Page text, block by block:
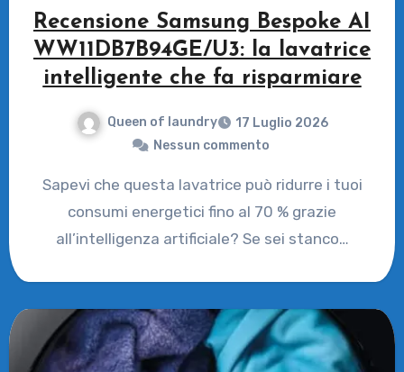
Recensione Samsung Bespoke AI
WW11DB7B94GE/U3: la lavatrice
intelligente che fa risparmiare
Queen of laundry
17 Luglio 2026
Nessun commento
Sapevi che questa lavatrice può ridurre i tuoi
consumi energetici fino al 70 % grazie
all’intelligenza artificiale? Se sei stanco…